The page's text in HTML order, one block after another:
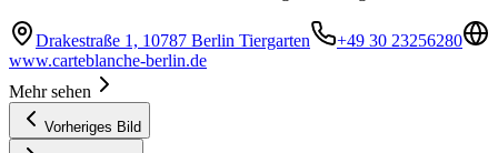
Drakestraße 1, 10787 Berlin Tiergarten
+49 30 23256280
www.carteblanche-berlin.de
Mehr sehen
Vorheriges Bild